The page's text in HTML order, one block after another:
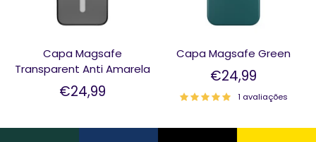
Capa Magsafe
Transparent Anti Amarela
€24,99
Capa Magsafe Green
€24,99
1 avaliações